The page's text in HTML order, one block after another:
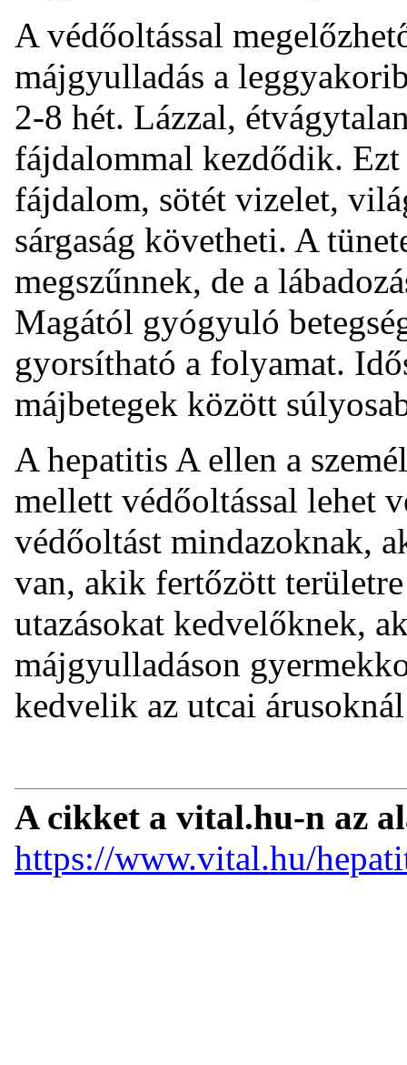
A védőoltással
májgyulladás a
2-8 hét. Lázzal,
fájdalommal kezdődik. Ezt
fájdalom, sötét vizelet,
sárgaság követheti. A
megszűnnek, de a
Magától gyógyuló
gyorsítható a folyamat.
májbetegek között
A hepatitis A ellen a
mellett védőoltással lehet
védőoltást mindazoknak,
van, akik fertőzött
utazásokat kedvelőknek,
májgyulladáson
kedvelik az utcai
A cikket a vital.hu-n az
https://www.vital.hu/